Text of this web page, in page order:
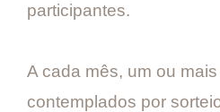
participantes.
A cada mês, um ou
contemplados por